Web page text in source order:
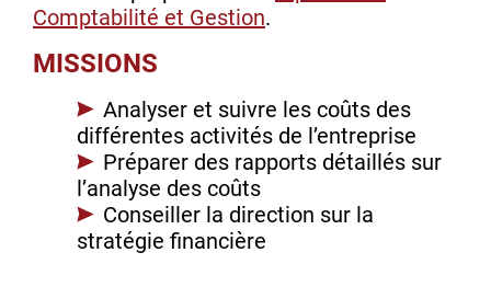
Comptabilité et Gestion.
MISSIONS
Analyser et suivre les coûts des
différentes activités de l’entreprise
Préparer des rapports détaillés sur
l’analyse des coûts
Conseiller la direction sur la
stratégie financière